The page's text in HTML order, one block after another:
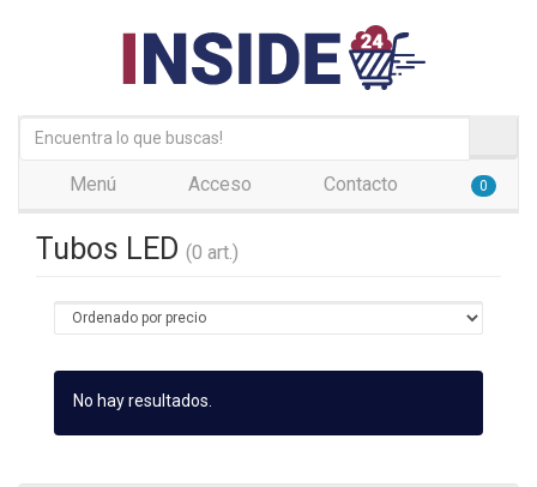
Menú Acceso Contacto 0
Tubos LED (0 art.)
No hay resultados.